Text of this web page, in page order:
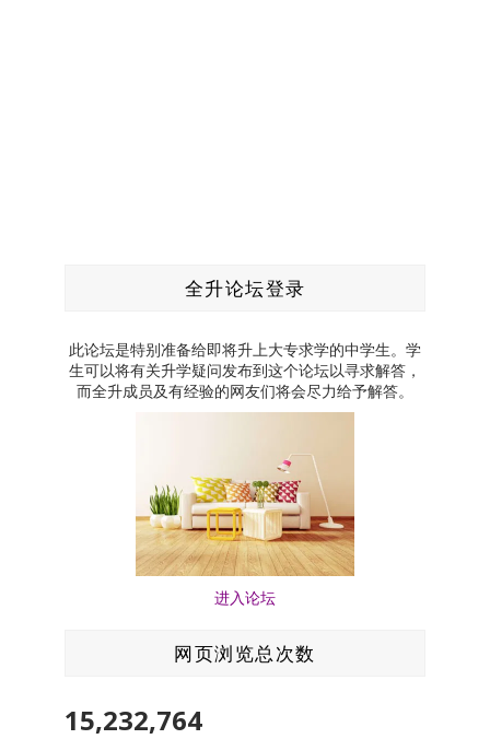
全升论坛登录
此论坛是特别准备给即将升上大专求学的中学生。学
生可以将有关升学疑问发布到这个论坛以寻求解答，
而全升成员及有经验的网友们将会尽力给予解答。
进入论坛
网页浏览总次数
15,232,764